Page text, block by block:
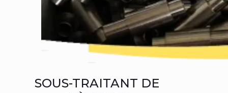
SOUS-TRAITANT DE